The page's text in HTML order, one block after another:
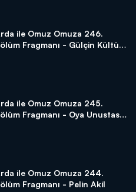
ile Omuz Omuza 246.
Fragmanı - Gülçin Kültür
ile Omuz Omuza 245.
Fragmanı - Oya Unustası
ile Omuz Omuza 244.
Fragmanı - Pelin Akil